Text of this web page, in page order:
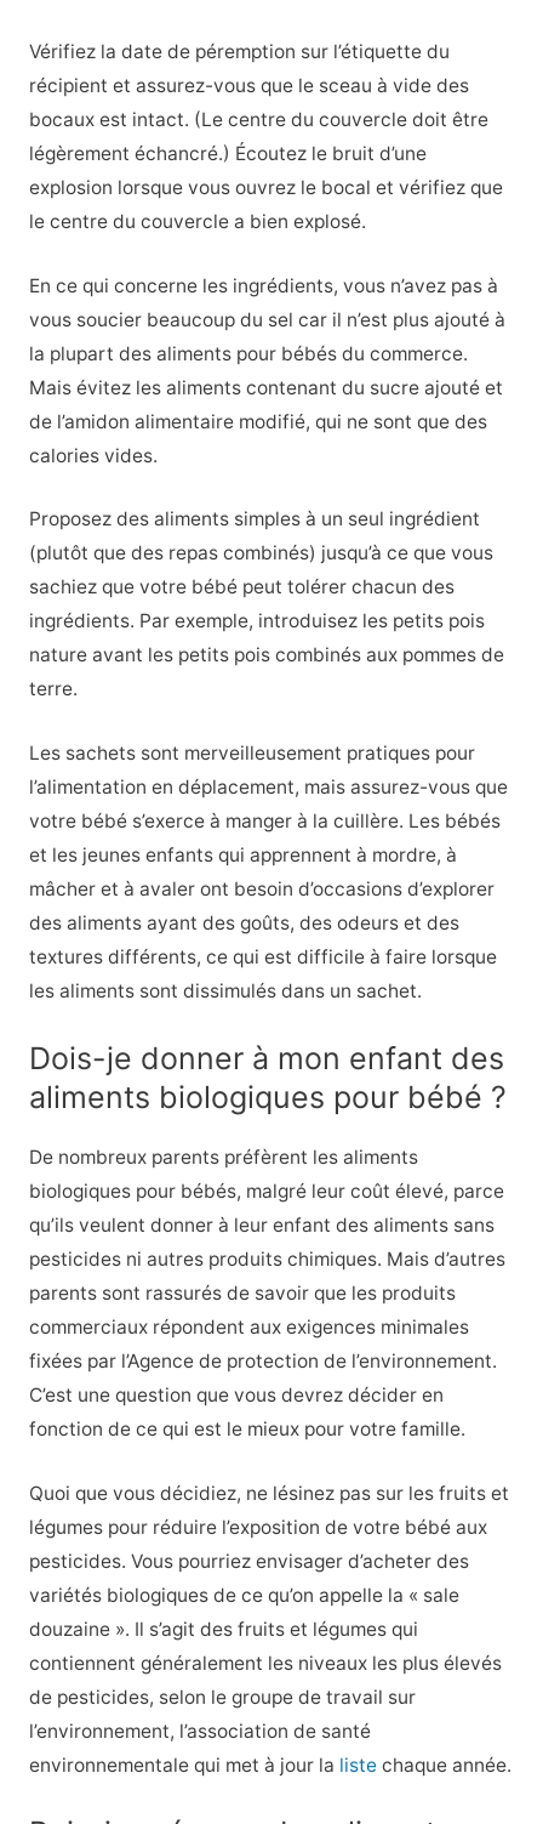
Vérifiez la date de péremption sur l’étiquette du
récipient et assurez-vous que le sceau à vide des
bocaux est intact. (Le centre du couvercle doit être
légèrement échancré.) Écoutez le bruit d’une
explosion lorsque vous ouvrez le bocal et vérifiez que
le centre du couvercle a bien explosé.
En ce qui concerne les ingrédients, vous n’avez pas à
vous soucier beaucoup du sel car il n’est plus ajouté à
la plupart des aliments pour bébés du commerce.
Mais évitez les aliments contenant du sucre ajouté et
de l’amidon alimentaire modifié, qui ne sont que des
calories vides.
Proposez des aliments simples à un seul ingrédient
(plutôt que des repas combinés) jusqu’à ce que vous
sachiez que votre bébé peut tolérer chacun des
ingrédients. Par exemple, introduisez les petits pois
nature avant les petits pois combinés aux pommes de
terre.
Les sachets sont merveilleusement pratiques pour
l’alimentation en déplacement, mais assurez-vous que
votre bébé s’exerce à manger à la cuillère. Les bébés
et les jeunes enfants qui apprennent à mordre, à
mâcher et à avaler ont besoin d’occasions d’explorer
des aliments ayant des goûts, des odeurs et des
textures différents, ce qui est difficile à faire lorsque
les aliments sont dissimulés dans un sachet.
Dois-je donner à mon enfant des
aliments biologiques pour bébé ?
De nombreux parents préfèrent les aliments
biologiques pour bébés, malgré leur coût élevé, parce
qu’ils veulent donner à leur enfant des aliments sans
pesticides ni autres produits chimiques. Mais d’autres
parents sont rassurés de savoir que les produits
commerciaux répondent aux exigences minimales
fixées par l’Agence de protection de l’environnement.
C’est une question que vous devrez décider en
fonction de ce qui est le mieux pour votre famille.
Quoi que vous décidiez, ne lésinez pas sur les fruits et
légumes pour réduire l’exposition de votre bébé aux
pesticides. Vous pourriez envisager d’acheter des
variétés biologiques de ce qu’on appelle la « sale
douzaine ». Il s’agit des fruits et légumes qui
contiennent généralement les niveaux les plus élevés
de pesticides, selon le groupe de travail sur
l’environnement, l’association de santé
environnementale qui met à jour la listechaque année.